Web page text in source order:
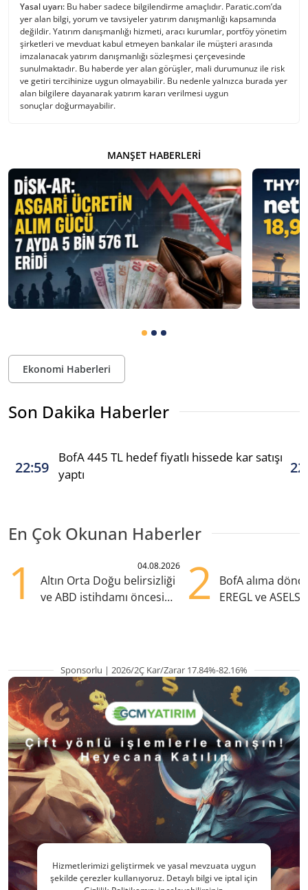
Yasal uyarı: Bu haber sadece bilgilendirme amaçlıdır. Paratic.com’da
yer alan bilgi, yorum ve tavsiyeler yatırım danışmanlığı kapsamında
değildir. Yatırım danışmanlığı hizmeti, aracı kurumlar, portföy yönetim
şirketleri ve mevduat kabul etmeyen bankalar ile müşteri arasında
imzalanacak yatırım danışmanlığı sözleşmesi çerçevesinde
sunulmaktadır. Bu haberde yer alan görüşler, mali durumunuz ile risk
ve getiri tercihinize uygun olmayabilir. Bu nedenle yalnızca burada yer
alan bilgilere dayanarak yatırım kararı verilmesi uygun
sonuçlar doğurmayabilir.
MANŞET HABERLERI
Ekonomi Haberleri
Son Dakika Haberler
22:59
BofA 445 TL hedef fiyatlı hissede kar satışı
yaptı
En Çok Okunan Haberler
1 04.08.2026
Altın Orta Doğu belirsizliği
ve ABD istihdamı öncesi
2
BofA alıma
EREGL ve ASELS
Sponsorlu | 2026/2Ç Kar/Zarar 17.84%-82.16%
Hizmetlerimizi geliştirmek ve yasal mevzuata uygun
şekilde çerezler kullanıyoruz. Detaylı bilgi ve iptal için